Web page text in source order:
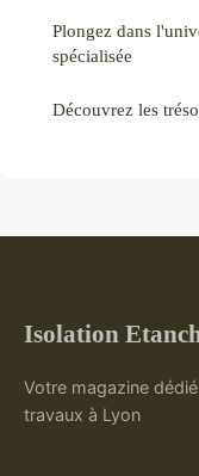
Plongez dans
spécialisée
Découvrez les
Isolation
Votre magazine
travaux à Lyon